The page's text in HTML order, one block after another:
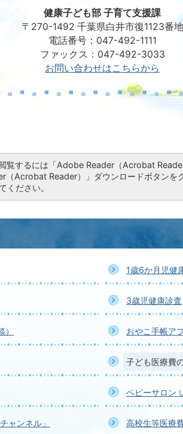
健康子ども部 子育て支援課
〒270-1492 千葉県白井市復1123番地
電話番号：047-492-1111
ファックス：047-492-3033
お問い合わせはこちらから
覧するには「Adobe Reader（Acrobat
（Acrobat Reader）」ダウンロードボタンを
ください。
1歳6か月児健
3歳児健康診査
おやこ手帳ア
子ども医療費
ベビーサロン
ャンネル」 高校生等医療